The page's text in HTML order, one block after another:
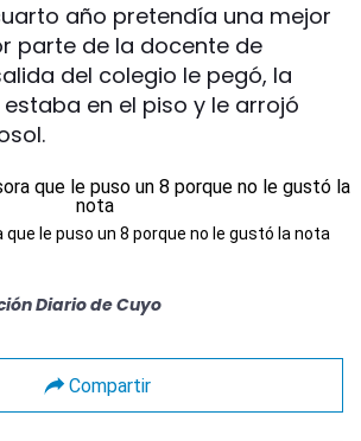
año pretendía una mejor
parte de la docente de
del colegio le pegó, la
en el piso y le arrojó
le puso un 8 porque no le gustó la nota
Diario de Cuyo
Compartir